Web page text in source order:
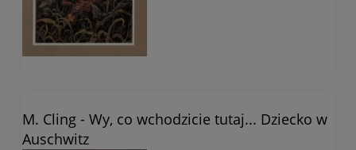
M. Cling - Wy, co wchodzicie tutaj... Dziecko w
Auschwitz